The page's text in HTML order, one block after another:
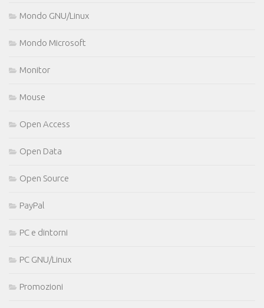
Mondo GNU/Linux
Mondo Microsoft
Monitor
Mouse
Open Access
Open Data
Open Source
PayPal
PC e dintorni
PC GNU/Linux
Promozioni